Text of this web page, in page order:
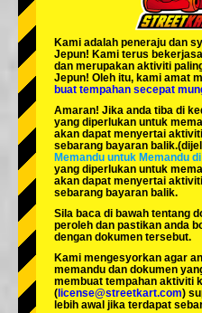
Tokyo Akihabara#2
Tokyo Shibuya Annex
Tokyo Asakusa
Okinawa
Kami adalah peneraju dan
Jepun! Kami terus
dan merupakan aktiviti
Jepun! Oleh itu, kami amat
buat tempahan secepat
Amaran! Jika anda tiba di
yang diperlukan untuk
akan dapat menyertai
sebarang bayaran balik.
Memandu untuk Memandu
yang diperlukan untuk
akan dapat menyertai
sebarang bayaran balik.
Sila baca di bawah tentang
peroleh dan pastikan anda
dengan dokumen tersebut.
Kami mengesyorkan agar
memandu dan dokumen
membuat tempahan aktiviti
( license@streetkart.com)
lebih awal jika terdapat